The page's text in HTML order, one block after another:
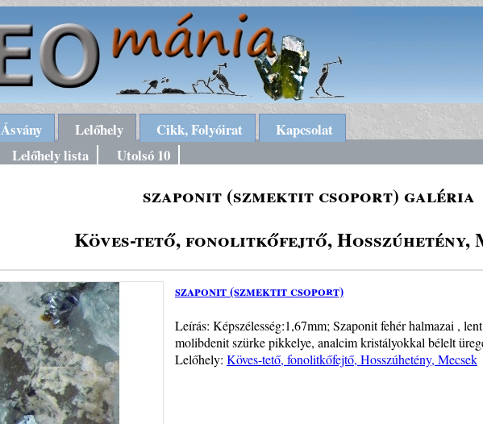
Ásvány Lelőhely Cikk, Folyóirat
Kapcsolat
Lelőhely lista Utolsó 10
szaponit (szmektit csoport) galéria
Köves-tető, fonolitkőfejtő, Hosszúhetény,
szaponit (szmektit csoport)
Leírás: Képszélesség:1,67mm; Szaponit fehér halmazai ,
molibdenit szürke pikkelye, analcim kristályokkal bélelt
Lelőhely: Köves-tető, fonolitkőfejtő, Hosszúhetény, Mecsek